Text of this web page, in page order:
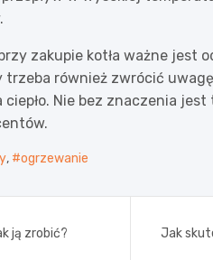
zakupie kotła ważne jest
trzeba również zwrócić
Nie bez znaczenia
, #ogrzewanie
ją zrobić?
Jak